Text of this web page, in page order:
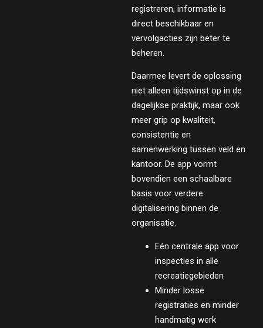
registreren, informatie is
direct beschikbaar en
vervolgacties zijn beter te
beheren.
Daarmee levert de oplossing
niet alleen tijdswinst op in de
dagelijkse praktijk, maar ook
meer grip op kwaliteit,
consistentie en
samenwerking tussen veld en
kantoor. De app vormt
bovendien een schaalbare
basis voor verdere
digitalisering binnen de
organisatie.
Eén centrale app voor
inspecties in alle
recreatiegebieden
Minder losse
registraties en minder
handmatig werk